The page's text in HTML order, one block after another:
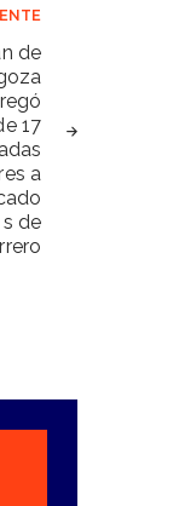
de
17
a
s de